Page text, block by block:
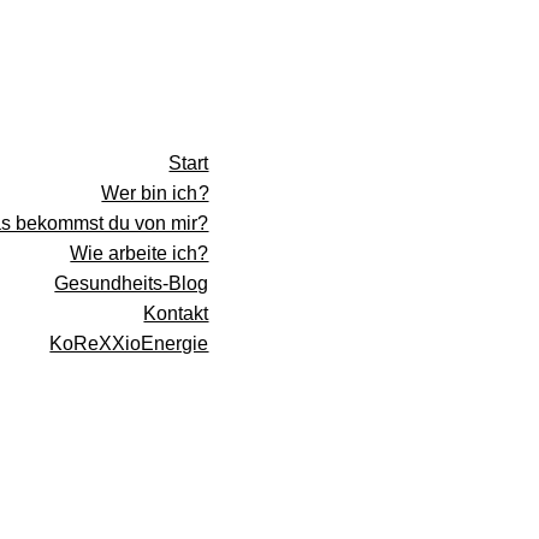
Start
Wer bin ich?
bekommst du von mir?
Wie arbeite ich?
Gesundheits-Blog
Kontakt
KoReXXioEnergie